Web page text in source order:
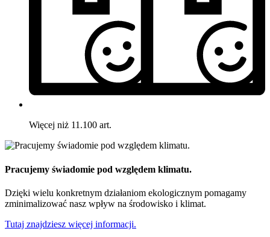
Więcej niż 11.100 art.
Pracujemy świadomie pod względem klimatu.
Dzięki wielu konkretnym działaniom ekologicznym pomagamy
zminimalizować nasz wpływ na środowisko i klimat.
Tutaj znajdziesz więcej informacji.